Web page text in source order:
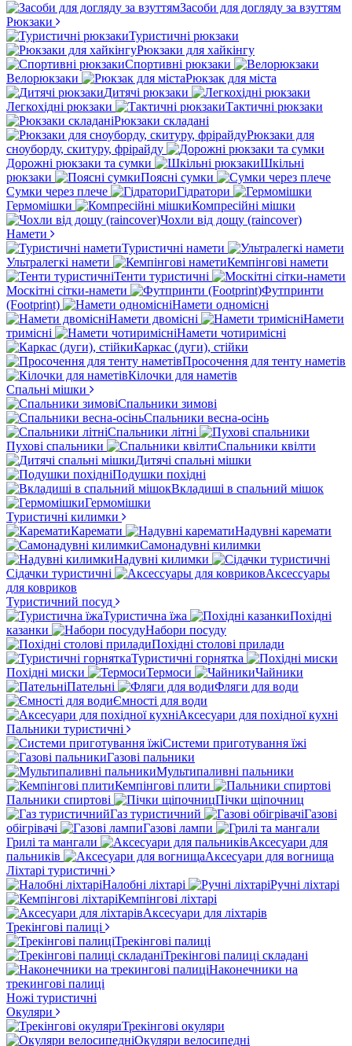
Засоби для догляду за взуттям
Рюкзаки
Туристичні рюкзаки
Рюкзаки для хайкінгу
Спортивні рюкзаки
Велорюкзаки
Рюкзак для міста
Дитячі рюкзаки
Легкохідні рюкзаки
Тактичні рюкзаки
Рюкзаки складані
Рюкзаки для
сноуборду, скитуру, фрірайду
Дорожні рюкзаки та сумки
Шкільні
рюкзаки
Поясні сумки
Сумки через плече
Гідратори
Гермомішки
Компресійні мішки
Чохли від дощу (raincover)
Намети
Туристичні намети
Ультралегкі намети
Кемпінгові намети
Тенти туристичні
Москітні сітки-намети
Футпринти
(Footprint)
Намети одномісні
Намети двомісні
Намети
тримісні
Намети чотиримісні
Каркас (дуги), стійки
Просочення для тенту наметів
Кілочки для наметів
Спальні мішки
Спальники зимові
Спальники весна-осінь
Спальники літні
Пухові спальники
Спальники квілти
Дитячі спальні мішки
Подушки похідні
Вкладиші в спальний мішок
Гермомішки
Туристичні килимки
Каремати
Надувні каремати
Самонадувні килимки
Надувні килимки
Сідачки туристичні
Аксессуары
для ковриков
Туристичний посуд
Туристична їжа
Похідні
казанки
Набори посуду
Похідні столові прилади
Туристичні горнятка
Похідні миски
Термоси
Чайники
Пательні
Фляги для води
Ємності для води
Аксесуари для похідної кухні
Пальники туристичні
Системи приготування їжі
Газові пальники
Мультипаливні пальники
Кемпінгові плити
Пальники спиртові
Пічки щіпочниц
Газ туристичний
Газові
обігрівачі
Газові лампи
Грилі та мангали
Аксесуари для
пальників
Аксесуари для вогнища
Ліхтарі туристичні
Налобні ліхтарі
Ручні ліхтарі
Кемпінгові ліхтарі
Аксесуари для ліхтарів
Трекінгові палиці
Трекінгові палиці
Трекінгові палиці складані
Наконечники на
трекингові палиці
Ножі туристичні
Окуляри
Трекінгові окуляри
Окуляри велосипедні